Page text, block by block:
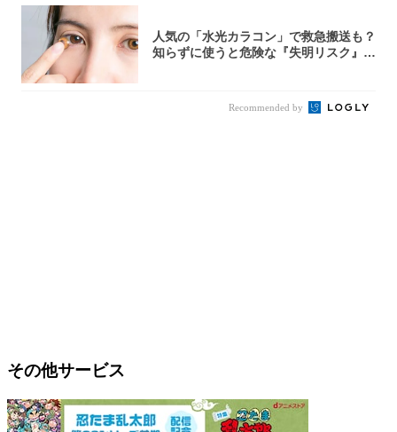
人気の「水光カラコン」で救急搬送も？
知らずに使うと危険な『失明リスク』と
Recommended by
その他サービス